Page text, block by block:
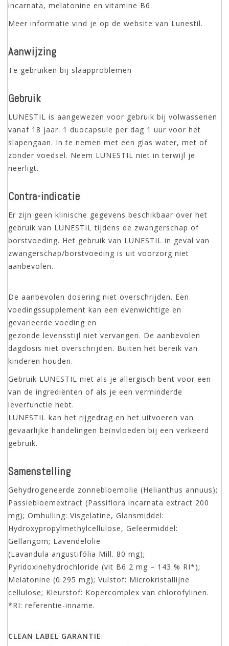
incarnata, melatonine en vitamine B6.
Meer informatie vind je op de website van Lunestil.
Aanwijzing
Te gebruiken bij slaapproblemen
Gebruik
LUNESTIL is aangewezen voor gebruik bij volwassenen
vanaf 18 jaar. 1 duocapsule per dag 1 uur voor het
slapengaan. In te nemen met een glas water, met of
zonder voedsel. Neem LUNESTIL niet in terwijl je
neerligt.
Contra-indicatie
Er zijn geen klinische gegevens beschikbaar over het
gebruik van LUNESTIL tijdens de zwangerschap of
borstvoeding. Het gebruik van LUNESTIL in geval van
zwangerschap/borstvoeding is uit voorzorg niet
aanbevolen.
De aanbevolen dosering niet overschrijden. Een
voedingssupplement kan een evenwichtige en
gevarieerde voeding en
gezonde levensstijl niet vervangen. De aanbevolen
dagdosis niet overschrijden. Buiten het bereik van
kinderen houden.
Gebruik LUNESTIL niet als je allergisch bent voor een
van de ingrediënten of als je een verminderde
leverfunctie hebt.
LUNESTIL kan het rijgedrag en het uitvoeren van
gevaarlijke handelingen beïnvloeden bij een verkeerd
gebruik.
Samenstelling
Gehydrogeneerde zonnebloemolie (Helianthus annuus);
Passiebloemextract (Passiflora incarnata extract 200
mg); Omhulling: Visgelatine, Glansmiddel:
Hydroxypropylmethylcellulose, Geleermiddel:
Gellangom; Lavendelolie
(Lavandula angustifólia Mill. 80 mg);
Pyridoxinehydrochloride (vit B6 2 mg – 143 % RI*);
Melatonine (0.295 mg); Vulstof: Microkristallijne
cellulose; Kleurstof: Kopercomplex van chlorofylinen.
*RI: referentie-inname.
CLEAN LABEL GARANTIE: